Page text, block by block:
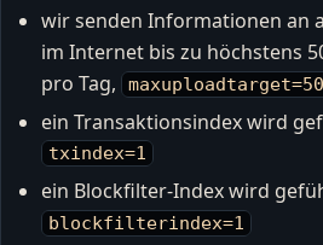
wir senden Informationen an
im Internet bis zu höchstens
pro Tag,
ein Transaktionsindex wird
txindex=1
ein Blockfilter-Index wird
blockfilterindex=1